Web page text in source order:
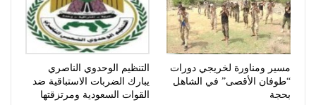
مسير ومناورة لخريجي دورات
“طوفان الأقصى” في الشاهل
بحجة
التنظيم الوحدوي الناصري
يبارك الضربات الاستباقية ضد
القوات السعودية ومرتزقتها